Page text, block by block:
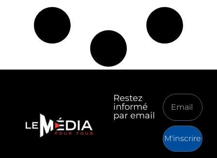
Restez
informé
par email
M'inscrire